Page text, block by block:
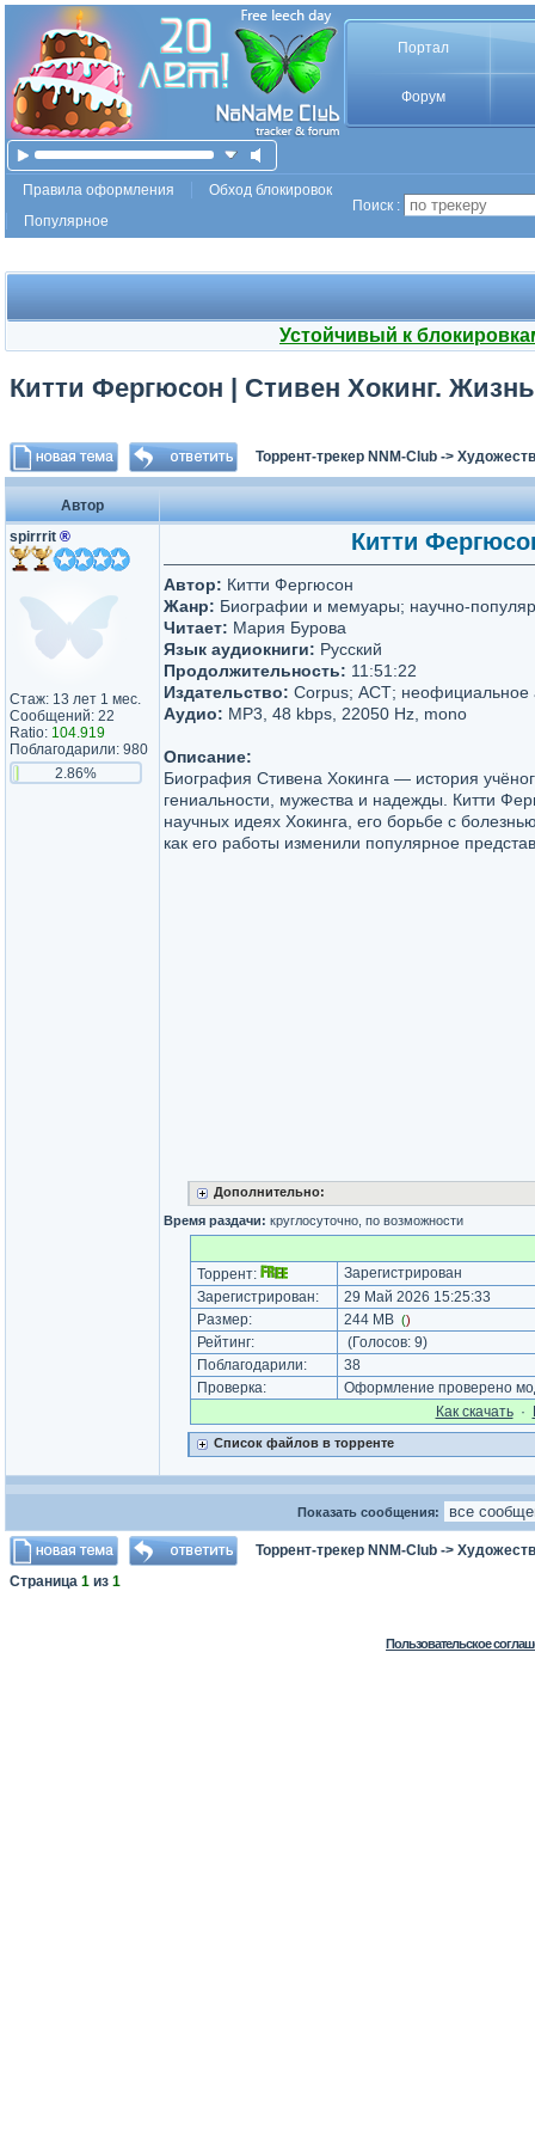
Портал
Форум
Правила оформления
Обход блокировок
Популярное
Поиск :
Устойчивый к
Китти Фергюсон | Стивен Хокинг.
Торрент-трекер NNM-Club ->
Автор
spirrrit ®
Стаж: 13 лет 1 мес.
Сообщений: 22
Ratio: 104.919
Поблагодарили: 980
2.86%
Китти
Автор: Китти Фергюсон
Жанр: Биографии и мемуары; научно-
Читает: Мария Бурова
Язык аудиокниги: Русский
Продолжительность: 11:51:22
Издательство: Corpus; АСТ; неофициальное
Аудио: MP3, 48 kbps, 22050 Hz, mono
Описание:
Биография Стивена Хокинга — история
гениальности, мужества и надежды. Китти
научных идеях Хокинга, его борьбе с
как его работы изменили популярное
Дополнительно:
Время раздачи: круглосуточно, по возможности
Торрент:
Зарегистрирован
Зарегистрирован:
29 Май 2026 15:25:33
Размер:
244 MB ()
Рейтинг: (Голосов: 9)
Поблагодарили:
38
Проверка:
Оформление проверено
Как cкачать·
Список файлов в торренте
Показать сообщения:
Торрент-трекер NNM-Club ->
Страница 1 из 1
Пользовательское